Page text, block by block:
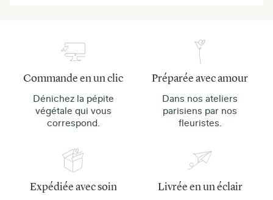
Commande en un clic
Dénichez la pépite
végétale qui vous
correspond.
Préparée avec amour
Dans nos ateliers
parisiens par nos
fleuristes.
Expédiée avec soin Livrée en un éclair